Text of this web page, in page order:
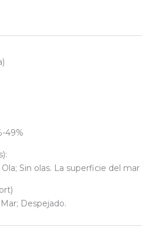
49%
Sin olas. La superficie del
Despejado.